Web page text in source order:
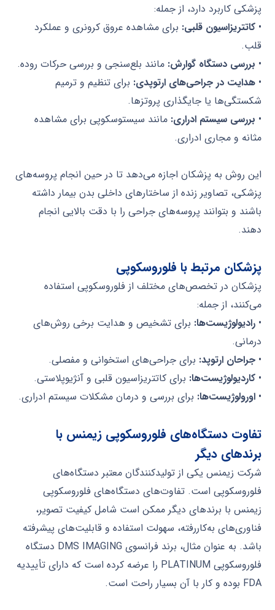
پزشکی کاربرد دارد، از جمله:
•کاتتریزاسیون قلبی: برای مشاهده عروق کرونری و عملکرد
قلب.
• بررسی دستگاه گوارش: مانند بلع‌سنجی و بررسی حرکات روده.
•هدایت در جراحی‌های ارتوپدی: برای تنظیم و ترمیم
شکستگی‌ها یا جایگذاری پروتزها.
• بررسی سیستم ادراری: مانند سیستوسکوپی برای مشاهده
مثانه و مجاری ادراری.
این روش به پزشکان اجازه می‌دهد تا در حین انجام پروسه‌های
پزشکی، تصاویر زنده از ساختارهای داخلی بدن بیمار داشته
باشند و بتوانند پروسه‌های جراحی را با دقت بالایی انجام
دهند.
پزشکان مرتبط با فلوروسکوپی
پزشکان در تخصص‌های مختلف از فلوروسکوپی استفاده
می‌کنند، از جمله:
•رادیولوژیست‌ها: برای تشخیص و هدایت برخی روش‌های
درمانی.
•جراحان ارتوپد: برای جراحی‌های استخوانی و مفصلی.
•کاردیولوژیست‌ها: برای کاتتریزاسیون قلبی و آنژیوپلاستی.
•اورولوژیست‌ها: برای بررسی و درمان مشکلات سیستم ادراری.
تفاوت دستگاه‌های فلوروسکوپی زیمنس با
برندهای دیگر
شرکت زیمنس یکی از تولیدکنندگان معتبر دستگاه‌های
فلوروسکوپی است. تفاوت‌های دستگاه‌های فلوروسکوپی
زیمنس با برندهای دیگر ممکن است شامل کیفیت تصویر،
فناوری‌های به‌کاررفته، سهولت استفاده و قابلیت‌های پیشرفته
باشد. به عنوان مثال، برند فرانسوی DMS IMAGING دستگاه
فلوروسکوپی PLATINUM را عرضه کرده است که دارای تأییدیه
FDA بوده و کار با آن بسیار راحت است.